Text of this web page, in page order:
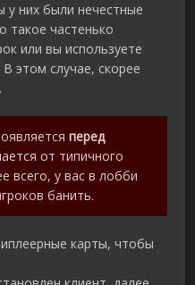
них были нечестные
такое частенько
или вы используете
этом случае, скорее
перед
от типичного
всего, у вас в лобби
банить.
карты, чтобы